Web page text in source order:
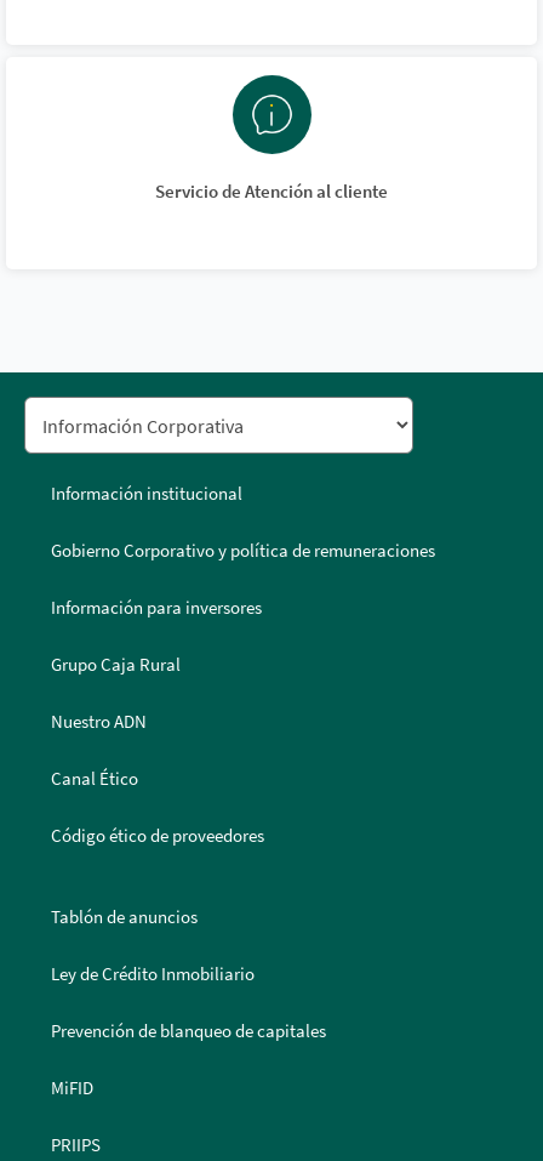
Servicio de Atención al cliente
Información institucional
Gobierno Corporativo y política de remuneraciones
Información para inversores
Grupo Caja Rural
Nuestro ADN
Canal Ético
Código ético de proveedores
Tablón de anuncios
Ley de Crédito Inmobiliario
Prevención de blanqueo de capitales
MiFID
PRIIPS